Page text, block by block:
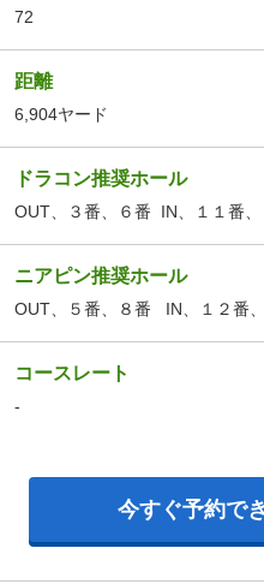
72
距離
6,904ヤード
ドラコン推奨ホール
OUT、３番、６番 IN、１１番、
ニアピン推奨ホール
OUT、５番、８番 IN、１２番
コースレート
-
今すぐ予約で